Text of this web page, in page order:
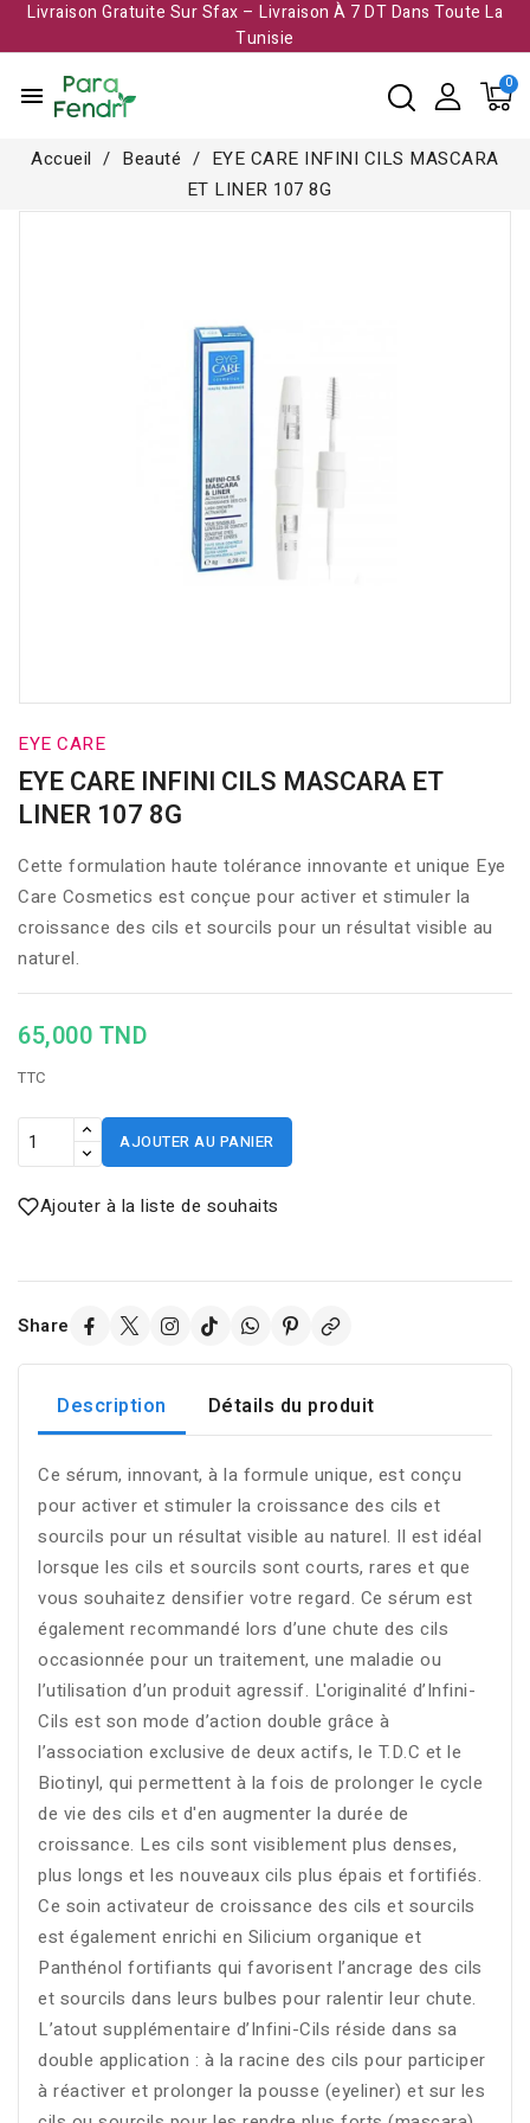
Livraison Gratuite Sur Sfax – Livraison À 7 DT Dans Toute La
Tunisie​
menu
Accueil Beauté
EYE CARE INFINI CILS MASCARA
ET LINER 107 8G
EYE CARE
EYE CARE INFINI CILS MASCARA ET
LINER 107 8G
Cette formulation haute tolérance innovante et unique Eye
Care Cosmetics est conçue pour activer et stimuler la
croissance des cils et sourcils pour un résultat visible au
naturel.
65,000 TND
TTC
AJOUTER AU PANIER
Ajouter à la liste de souhaits
Share
Description Détails du produit
Ce sérum, innovant, à la formule unique, est conçu
pour activer et stimuler la croissance des cils et
sourcils pour un résultat visible au naturel. Il est idéal
lorsque les cils et sourcils sont courts, rares et que
vous souhaitez densifier votre regard. Ce sérum est
également recommandé lors d’une chute des cils
occasionnée pour un traitement, une maladie ou
l’utilisation d’un produit agressif. L'originalité d’Infini-
Cils est son mode d’action double grâce à
l’association exclusive de deux actifs, le T.D.C et le
Biotinyl, qui permettent à la fois de prolonger le cycle
de vie des cils et d'en augmenter la durée de
croissance. Les cils sont visiblement plus denses,
plus longs et les nouveaux cils plus épais et fortifiés.
Ce soin activateur de croissance des cils et sourcils
est également enrichi en Silicium organique et
Panthénol fortifiants qui favorisent l’ancrage des cils
et sourcils dans leurs bulbes pour ralentir leur chute.
L’atout supplémentaire d’Infini-Cils réside dans sa
double application : à la racine des cils pour participer
à réactiver et prolonger la pousse (eyeliner) et sur les